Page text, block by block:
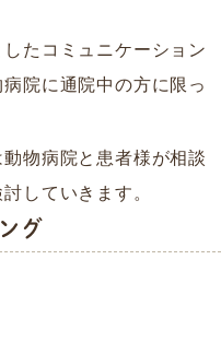
たコミュニケーション
院に通院中の方に限っ
物病院と患者様が相談
していきます。
グ